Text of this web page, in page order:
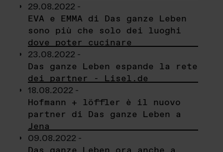
29.08.2022 -
EVA e EMMA di Das ganze Leben
sono più che solo dei luoghi
dove poter cucinare
23.08.2022 -
Das ganze Leben espande la rete
dei partner - Lisel.de
18.08.2022 -
Hofmann + löffler è il nuovo
partner di Das ganze Leben a
Jena
09.08.2022 -